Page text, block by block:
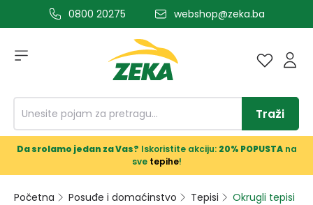
glavni sadržaj0800 20275 webshop@zeka.ba
Traži
Da srolamo jedan za Vas? Iskoristite akciju: 20% POPUSTAna
sve tepihe!
Početna Posuđe i domaćinstvo Tepisi Okrugli tepisi